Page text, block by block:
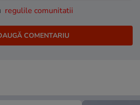
regulile comunitatii